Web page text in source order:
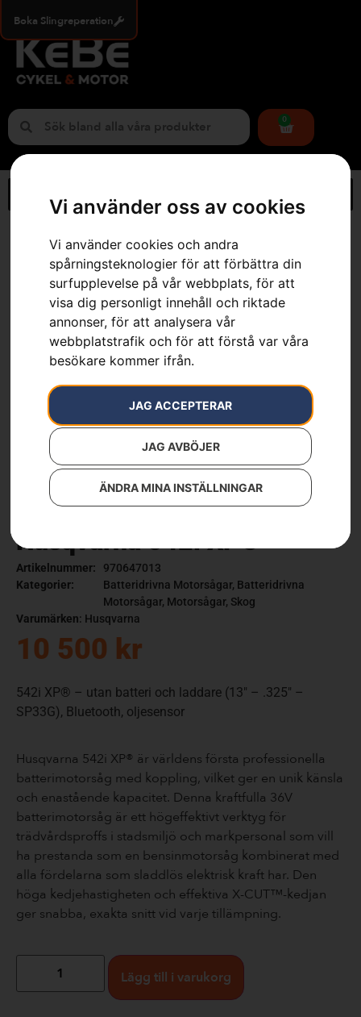
Vi använder oss av cookies
Vi använder cookies och andra
spårningsteknologier för att förbättra din
surfupplevelse på vår webbplats, för att
visa dig personligt innehåll och riktade
annonser, för att analysera vår
webbplatstrafik och för att förstå var våra
besökare kommer ifrån.
JAG ACCEPTERAR
JAG AVBÖJER
ÄNDRA MINA INSTÄLLNINGAR
Boka Slingreperation
0
Husqvarna 542i XP®
Artikelnummer:
970647013
Kategorier:
Batteridrivna Motorsågar, Batteridrivna
Motorsågar, Motorsågar, Skog
Varumärken: Husqvarna
10 500 kr
542i XP® – utan batteri och laddare (13″ – .325″ –
SP33G), Bluetooth, oljesensor
Husqvarna 542i XP® är världens första professionella
batterimotorsåg med koppling, vilket ger en unik känsla
och enastående kapacitet. Denna kraftfulla 36V
batterimotorsåg är ett högeffektivt verktyg för
trädvårdsproffs i stadsmiljö och markpersonal som vill
ha prestanda som en bensinmotorsåg kombinerat med
alla fördelarna som sladdlös elektrisk kraft har. Den
höga kedjehastigheten och effektiva X-CUT™-kedjan
ger snabba, exakta snitt vid varje tillämpning.
Lägg till i varukorg